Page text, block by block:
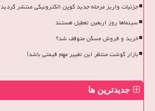
جزئیات واریز مرحله جدید کوپن الکترونیکی منتشر گردید
سینماها روز اربعین تعطیل هستند
خرید و فروش مسکن متوقف شد؟
بازار گوشت منتظر این تغییر مهم قیمتی باشد!
جدیدترین ها